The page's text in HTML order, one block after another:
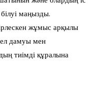
маңызды.
жұмыс арқылы
дамуы мен
тиімді құралына